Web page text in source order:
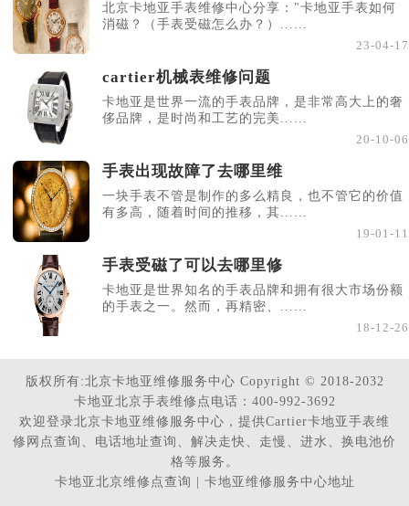
北京卡地亚手表维修中心分享："卡地亚手表如何
消磁？（手表受磁怎么办？）......
23-04-17
cartier机械表维修问题
卡地亚是世界一流的手表品牌，是非常高大上的奢
侈品牌，是时尚和工艺的完美......
20-10-06
手表出现故障了去哪里维
一块手表不管是制作的多么精良，也不管它的价值
有多高，随着时间的推移，其......
19-01-11
手表受磁了可以去哪里修
卡地亚是世界知名的手表品牌和拥有很大市场份额
的手表之一。然而，再精密、......
18-12-26
版权所有:北京卡地亚维修服务中心 Copyright © 2018-2032
卡地亚北京手表维修点电话：400-992-3692
欢迎登录北京卡地亚维修服务中心，提供Cartier卡地亚手表维
修网点查询、电话地址查询、解决走快、走慢、进水、换电池价
格等服务。
卡地亚北京维修点查询 | 卡地亚维修服务中心地址